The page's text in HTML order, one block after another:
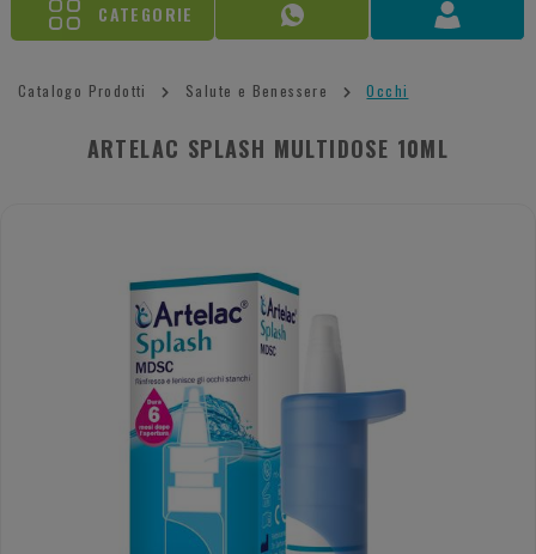
CATEGORIE
Catalogo Prodotti Salute e Benessere Occhi
ARTELAC SPLASH MULTIDOSE 10ML